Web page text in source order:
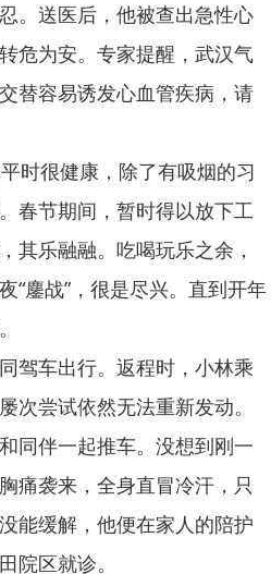
。送医后，他被查出急性心
危为安。专家提醒，武汉气
替容易诱发心血管疾病，请
很健康，除了有吸烟的习
春节期间，暂时得以放下工
其乐融融。吃喝玩乐之余，
“鏖战”，很是尽兴。直到开年
车出行。返程时，小林乘
次尝试依然无法重新发动。
同伴一起推车。没想到刚一
痛袭来，全身直冒冷汗，只
能缓解，他便在家人的陪护
院区就诊。